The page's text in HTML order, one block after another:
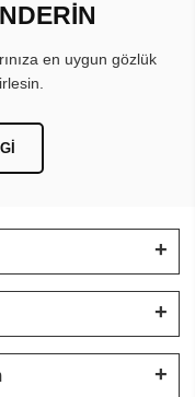
en uygun gözlük